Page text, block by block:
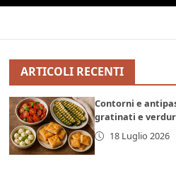
ARTICOLI RECENTI
Contorni e
gratinati e
18 Luglio 2026